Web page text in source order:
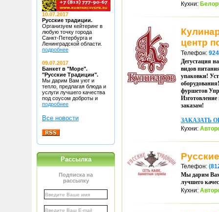
Кухни:
центр
Телефон:
Дегустация
видов
упаковки!
фуршетов
заказам!
ЗАКАЗАТЬ
Кухни:
Телефон:
Мы дарим Вам
лучшего
Кухни:
10.07.2017
Русские традиции.
Организуем кейтеринг в
любую точку города
Санкт-Петербурга и
Ленинградской области.
подробнее
09.07.2017
Банкет в "Море".
"Русские Традиции".
Мы дарим Вам уют и
тепло, предлагая блюда и
услуги лучшего качества
под соусом доброты и
подробнее
Все новости
Рассылка
Подписка на
рассылку